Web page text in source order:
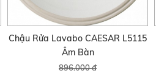
Chậu Rửa Lavabo CAESAR L5115
Âm Bàn
896.000 đ